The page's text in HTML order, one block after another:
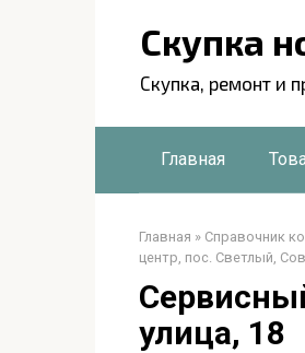
Скупка
Скупка, ремонт и
Главная
Главная » Справочник
центр, пос. Светлый,
улица, 18